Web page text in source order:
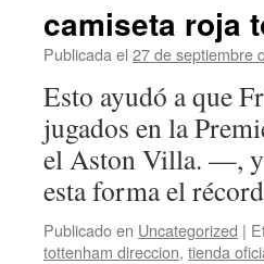
camiseta roja
Publicada el 27 de septiembre
Esto ayudó a que
jugados en la
el Aston Villa. —, y
esta forma el
Publicado en Uncategorized |
tottenham direccion, tienda